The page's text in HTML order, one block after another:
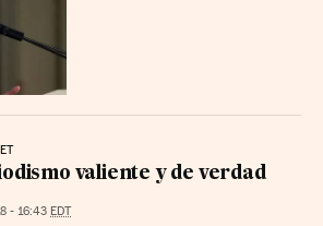
valiente y de verdad
- 16:43 EDT